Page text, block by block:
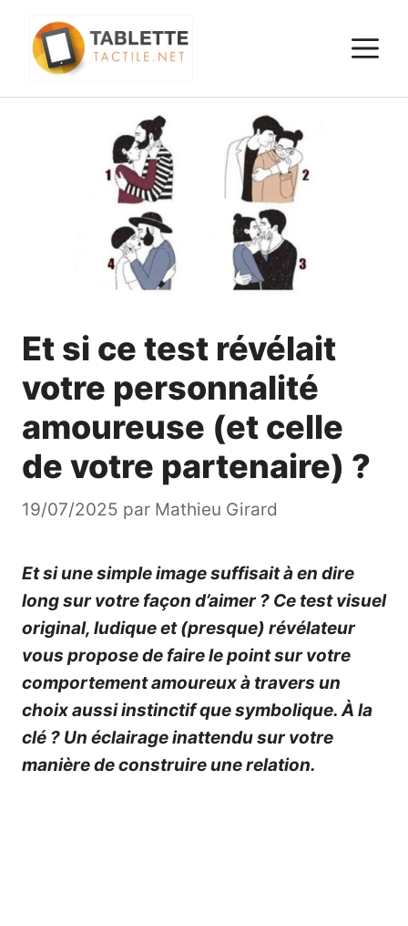
contenu
Et si ce test révélait
votre personnalité
amoureuse (et celle
de votre partenaire) ?
19/07/2025 par Mathieu Girard
Et si une simple image suffisait à en dire
long sur votre façon d’aimer ? Ce test visuel
original, ludique et (presque) révélateur
vous propose de faire le point sur votre
comportement amoureux à travers un
choix aussi instinctif que symbolique. À la
clé ? Un éclairage inattendu sur votre
manière de construire une relation.